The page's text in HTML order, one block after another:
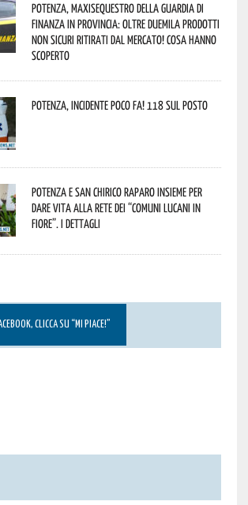
Potenza, maxisequestro della Guardia di
Finanza in provincia: oltre duemila prodotti
non sicuri ritirati dal mercato! Cosa hanno
scoperto
Potenza, incidente poco fa! 118 sul posto
Potenza e San Chirico Raparo insieme per
dare vita alla rete dei “Comuni Lucani in
Fiore”. I dettagli
CLICCA SU “MI PIACE!”